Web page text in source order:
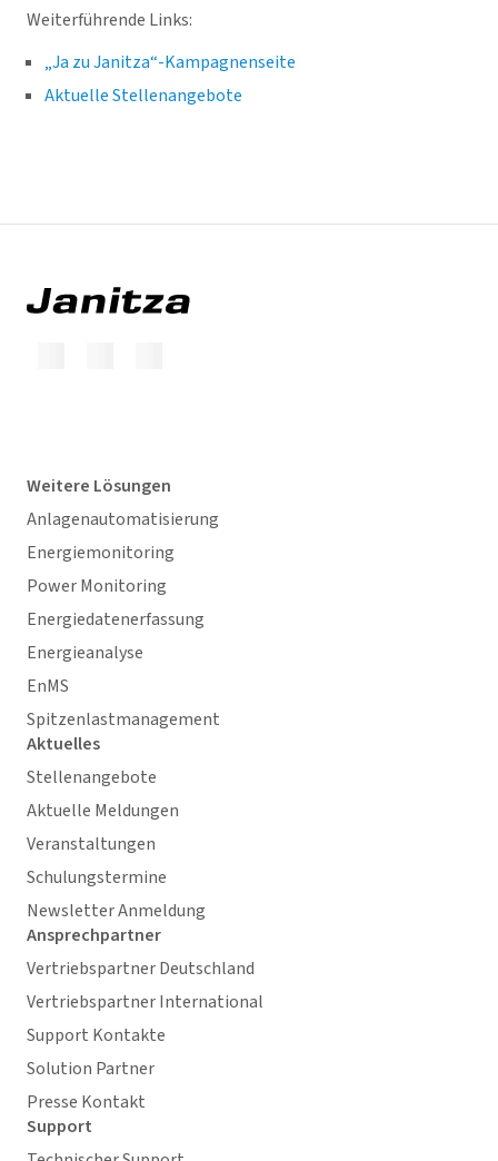
Weiterführende Links:
„Ja zu Janitza“-Kampagnenseite
Aktuelle Stellenangebote
Weitere Lösungen
Anlagenautomatisierung
Energiemonitoring
Power Monitoring
Energiedatenerfassung
Energieanalyse
EnMS
Spitzenlastmanagement
Aktuelles
Stellenangebote
Aktuelle Meldungen
Veranstaltungen
Schulungstermine
Newsletter Anmeldung
Ansprechpartner
Vertriebspartner Deutschland
Vertriebspartner International
Support Kontakte
Solution Partner
Presse Kontakt
Support